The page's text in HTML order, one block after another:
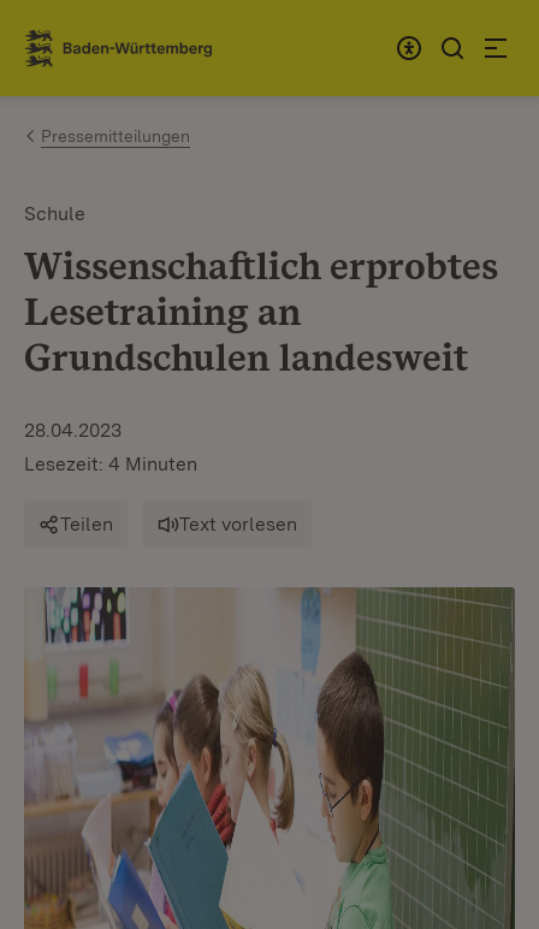
Zum Inhalt springen
Link zur Startseite
Pressemitteilungen
Schule
Wissenschaftlich erprobtes
Lesetraining an
Grundschulen landesweit
28.04.2023
Lesezeit: 4 Minuten
Teilen Text vorlesen